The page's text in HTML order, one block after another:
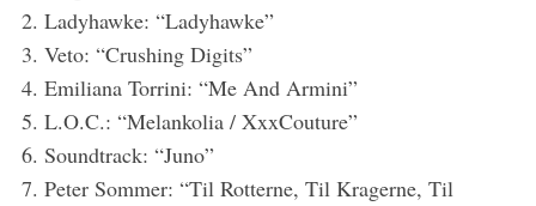
2. Ladyhawke: “Ladyhawke”
3. Veto: “Crushing Digits”
4. Emiliana Torrini: “Me And Armini”
5. L.O.C.: “Melankolia / XxxCouture”
6. Soundtrack: “Juno”
7. Peter Sommer: “Til Rotterne, Til Kragerne, Til